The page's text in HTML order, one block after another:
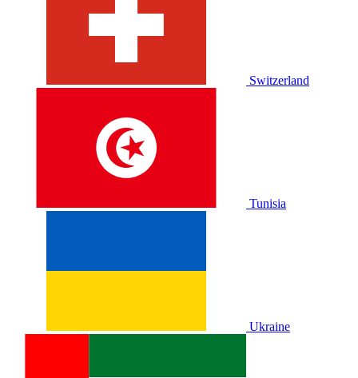
Switzerland
Tunisia
Ukraine